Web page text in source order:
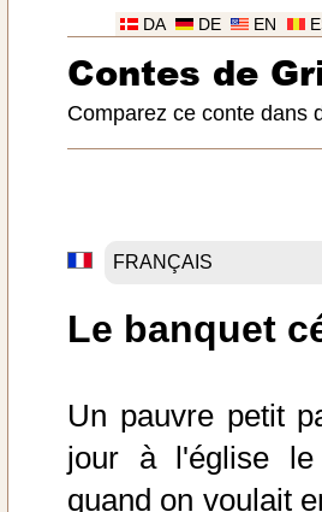
EN
DE
DA
Contes de
Comparez ce conte dans
Le banquet
Un pauvre petit
jour à l'église
quand on voulait